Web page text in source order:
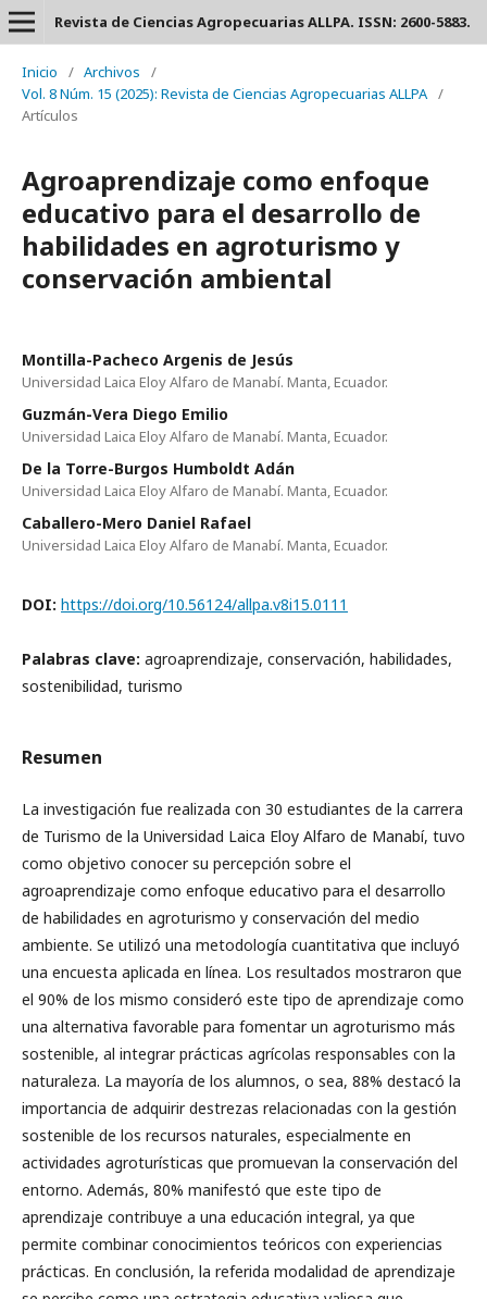
Revista de Ciencias Agropecuarias ALLPA. ISSN: 2600-5883.
Inicio / Archivos
/
Vol. 8 Núm. 15 (2025): Revista de Ciencias Agropecuarias ALLPA /
Artículos
Agroaprendizaje como enfoque
educativo para el desarrollo de
habilidades en agroturismo y
conservación ambiental
Montilla-Pacheco Argenis de Jesús
Universidad Laica Eloy Alfaro de Manabí. Manta, Ecuador.
Guzmán-Vera Diego Emilio
Universidad Laica Eloy Alfaro de Manabí. Manta, Ecuador.
De la Torre-Burgos Humboldt Adán
Universidad Laica Eloy Alfaro de Manabí. Manta, Ecuador.
Caballero-Mero Daniel Rafael
Universidad Laica Eloy Alfaro de Manabí. Manta, Ecuador.
DOI: https://doi.org/10.56124/allpa.v8i15.0111
Palabras clave: agroaprendizaje, conservación, habilidades,
sostenibilidad, turismo
Resumen
La investigación fue realizada con 30 estudiantes de la carrera
de Turismo de la Universidad Laica Eloy Alfaro de Manabí, tuvo
como objetivo conocer su percepción sobre el
agroaprendizaje como enfoque educativo para el desarrollo
de habilidades en agroturismo y conservación del medio
ambiente. Se utilizó una metodología cuantitativa que incluyó
una encuesta aplicada en línea. Los resultados mostraron que
el 90% de los mismo consideró este tipo de aprendizaje como
una alternativa favorable para fomentar un agroturismo más
sostenible, al integrar prácticas agrícolas responsables con la
naturaleza. La mayoría de los alumnos, o sea, 88% destacó la
importancia de adquirir destrezas relacionadas con la gestión
sostenible de los recursos naturales, especialmente en
actividades agroturísticas que promuevan la conservación del
entorno. Además, 80% manifestó que este tipo de
aprendizaje contribuye a una educación integral, ya que
permite combinar conocimientos teóricos con experiencias
prácticas. En conclusión, la referida modalidad de aprendizaje